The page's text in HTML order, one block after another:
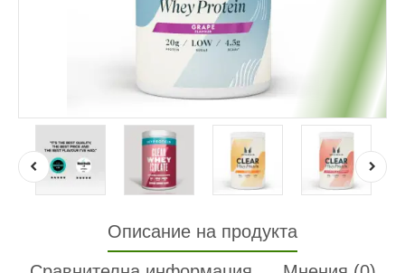
Описание на продукта